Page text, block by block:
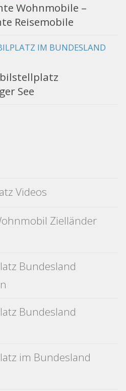
Wohnmobile –
Reisemobile
IM BUNDESLAND
See
Videos
Zielländer
Bundesland
Bundesland
im Bundesland